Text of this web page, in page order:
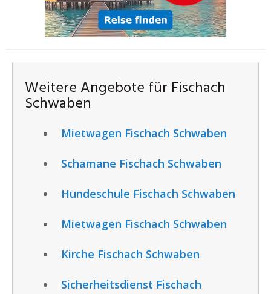
Weitere Angebote für Fischach
Schwaben
Mietwagen Fischach Schwaben
Schamane Fischach Schwaben
Hundeschule Fischach Schwaben
Mietwagen Fischach Schwaben
Kirche Fischach Schwaben
Sicherheitsdienst Fischach